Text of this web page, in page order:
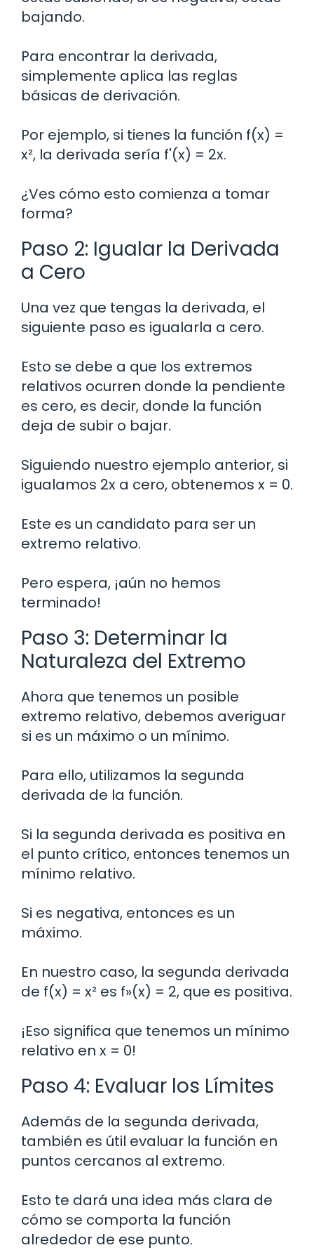
bajando.
Para encontrar la derivada,
simplemente aplica las reglas
básicas de derivación.
Por ejemplo, si tienes la función f(x) =
x², la derivada sería f'(x) = 2x.
¿Ves cómo esto comienza a tomar
forma?
Paso 2: Igualar la Derivada
a Cero
Una vez que tengas la derivada, el
siguiente paso es igualarla a cero.
Esto se debe a que los extremos
relativos ocurren donde la pendiente
es cero, es decir, donde la función
deja de subir o bajar.
Siguiendo nuestro ejemplo anterior, si
igualamos 2x a cero, obtenemos x = 0.
Este es un candidato para ser un
extremo relativo.
Pero espera, ¡aún no hemos
terminado!
Paso 3: Determinar la
Naturaleza del Extremo
Ahora que tenemos un posible
extremo relativo, debemos averiguar
si es un máximo o un mínimo.
Para ello, utilizamos la segunda
derivada de la función.
Si la segunda derivada es positiva en
el punto crítico, entonces tenemos un
mínimo relativo.
Si es negativa, entonces es un
máximo.
En nuestro caso, la segunda derivada
de f(x) = x² es f»(x) = 2, que es positiva.
¡Eso significa que tenemos un mínimo
relativo en x = 0!
Paso 4: Evaluar los Límites
Además de la segunda derivada,
también es útil evaluar la función en
puntos cercanos al extremo.
Esto te dará una idea más clara de
cómo se comporta la función
alrededor de ese punto.